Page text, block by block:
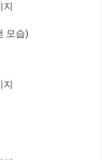
모습)